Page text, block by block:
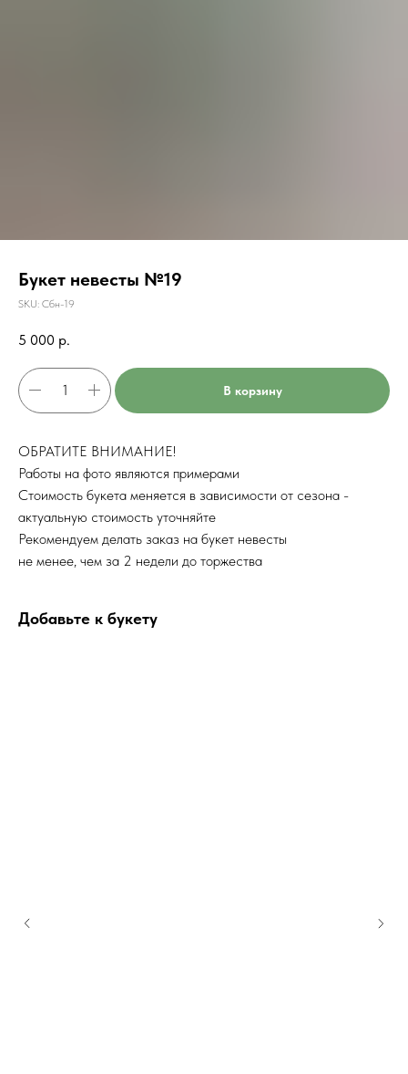
Букет невесты №19
SKU: Сбн-19
5 000 р.
В корзину
ОБРАТИТЕ ВНИМАНИЕ!
Работы на фото являются примерами
Стоимость букета меняется в зависимости от сезона -
актуальную стоимость уточняйте
Рекомендуем делать заказ на букет невесты
не менее, чем за 2 недели до торжества
Добавьте к букету